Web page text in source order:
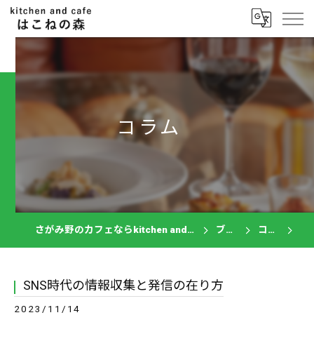
コラム
さがみ野のカフェならkitchen and cafe はこねの森 ブログ コラム
SNS時代の情報収集と発信の在り方
2023/11/14